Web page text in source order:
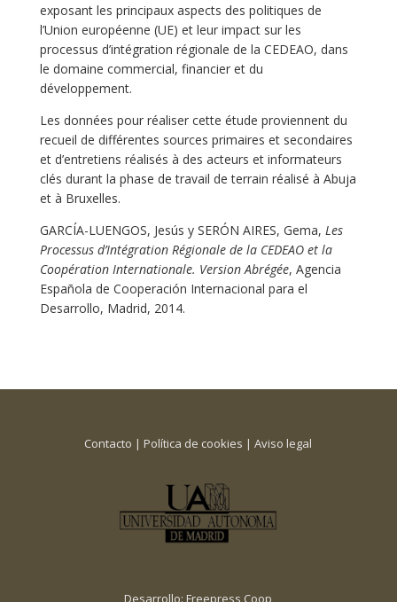
exposant les principaux aspects des politiques de
l’Union européenne (UE) et leur impact sur les
processus d’intégration régionale de la CEDEAO, dans
le domaine commercial, financier et du
développement.
Les données pour réaliser cette étude proviennent du
recueil de différentes sources primaires et secondaires
et d’entretiens réalisés à des acteurs et informateurs
clés durant la phase de travail de terrain réalisé à Abuja
et à Bruxelles.
GARCÍA-LUENGOS, Jesús y SERÓN AIRES, Gema, Les
Processus d’Intégration Régionale de la CEDEAO et la
Coopération Internationale. Version Abrégée, Agencia
Española de Cooperación Internacional para el
Desarrollo, Madrid, 2014.
Contacto |Política de cookies |Aviso legal
Desarrollo:Freepress Coop